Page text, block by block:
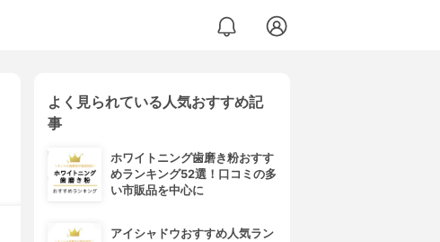
よく見られている人気おすすめ記
事
ホワイトニング歯磨き粉おすす
めランキング52選！口コミの多
い市販品を中心に
アイシャドウおすすめ人気ラン